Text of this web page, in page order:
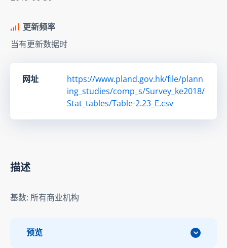
更新频率
当有更新数据时
网址
https://www.pland.gov.hk/file/plann
ing_studies/comp_s/Survey_ke2018/
Stat_tables/Table-2.23_E.csv
描述
基数: 所有商业机构
预览